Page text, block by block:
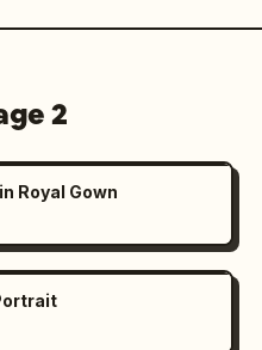
2
Royal Gown